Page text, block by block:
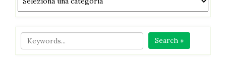
Search »